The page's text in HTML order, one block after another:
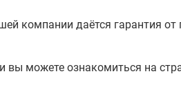
компании даётся гарантия
вы можете ознакомиться на